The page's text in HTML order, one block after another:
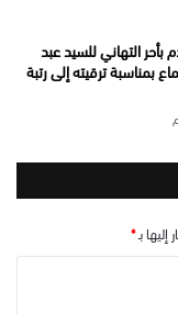
بأحر التهاني للسيد عبد
بمناسبة ترقيته إلى رتبة
بـ*